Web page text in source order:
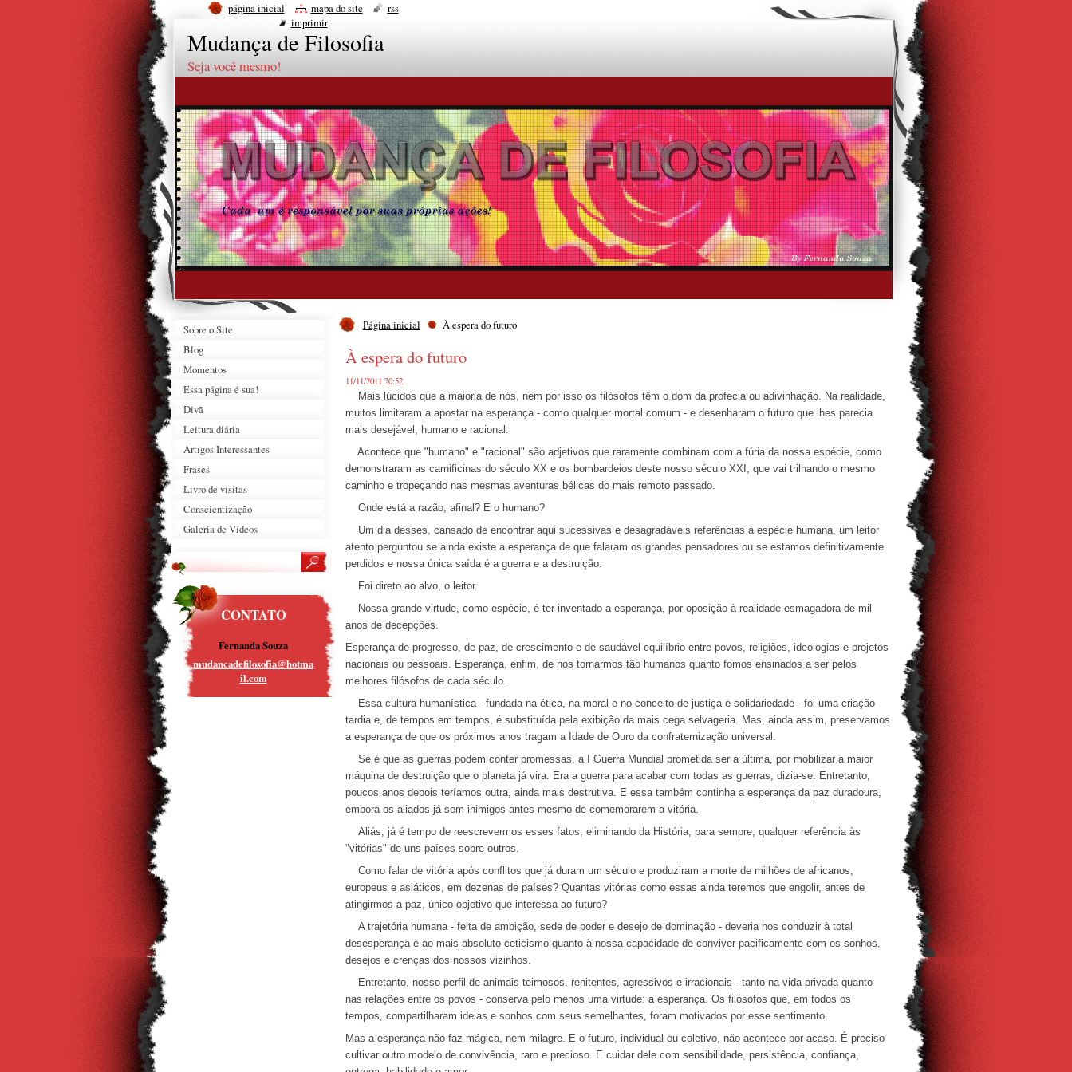
Mudança de Filosofia
Seja você mesmo!
Página inicial À espera do futuro
À espera do futuro
11/11/2011 20:52
Mais lúcidos que a maioria de nós, nem por isso os filósofos têm o dom da profecia ou adivinhação. Na realidade,
muitos limitaram a apostar na esperança - como qualquer mortal comum - e desenharam o futuro que lhes parecia
mais desejável, humano e racional.
Acontece que "humano" e "racional" são adjetivos que raramente combinam com a fúria da nossa espécie, como
demonstraram as carnificinas do século XX e os bombardeios deste nosso século XXI, que vai trilhando o mesmo
caminho e tropeçando nas mesmas aventuras bélicas do mais remoto passado.
Onde está a razão, afinal? E o humano?
Um dia desses, cansado de encontrar aqui sucessivas e desagradáveis referências à espécie humana, um leitor
atento perguntou se ainda existe a esperança de que falaram os grandes pensadores ou se estamos definitivamente
perdidos e nossa única saída é a guerra e a destruição.
Foi direto ao alvo, o leitor.
Nossa grande virtude, como espécie, é ter inventado a esperança, por oposição à realidade esmagadora de mil
anos de decepções.
Esperança de progresso, de paz, de crescimento e de saudável equilíbrio entre povos, religiões, ideologias e projetos
nacionais ou pessoais. Esperança, enfim, de nos tornarmos tão humanos quanto fomos ensinados a ser pelos
melhores filósofos de cada século.
Essa cultura humanística - fundada na ética, na moral e no conceito de justiça e solidariedade - foi uma criação
tardia e, de tempos em tempos, é substituída pela exibição da mais cega selvageria. Mas, ainda assim, preservamos
a esperança de que os próximos anos tragam a Idade de Ouro da confraternização universal.
Se é que as guerras podem conter promessas, a I Guerra Mundial prometida ser a última, por mobilizar a maior
máquina de destruição que o planeta já vira. Era a guerra para acabar com todas as guerras, dizia-se. Entretanto,
poucos anos depois teríamos outra, ainda mais destrutiva. E essa também continha a esperança da paz duradoura,
embora os aliados já sem inimigos antes mesmo de comemorarem a vitória.
Aliás, já é tempo de reescrevermos esses fatos, eliminando da História, para sempre, qualquer referência às
"vitórias" de uns países sobre outros.
Como falar de vitória após conflitos que já duram um século e produziram a morte de milhões de africanos,
europeus e asiáticos, em dezenas de países? Quantas vitórias como essas ainda teremos que engolir, antes de
atingirmos a paz, único objetivo que interessa ao futuro?
A trajetória humana - feita de ambição, sede de poder e desejo de dominação - deveria nos conduzir à total
desesperança e ao mais absoluto ceticismo quanto à nossa capacidade de conviver pacificamente com os sonhos,
desejos e crenças dos nossos vizinhos.
Entretanto, nosso perfil de animais teimosos, renitentes, agressivos e irracionais - tanto na vida privada quanto
nas relações entre os povos - conserva pelo menos uma virtude: a esperança. Os filósofos que, em todos os
tempos, compartilharam ideias e sonhos com seus semelhantes, foram motivados por esse sentimento.
Mas a esperança não faz mágica, nem milagre. E o futuro, individual ou coletivo, não acontece por acaso. É preciso
cultivar outro modelo de convivência, raro e precioso. E cuidar dele com sensibilidade, persistência, confiança,
Sobre o Site
Blog
Momentos
Essa página é sua!
Divã
Leitura diária
Artigos Interessantes
Frases
Livro de visitas
Conscientização
Galeria de Vídeos
CONTATO
Fernanda Souza
mudancadefilosofia@hotma
il.com
página inicial mapa do site
rss
imprimir